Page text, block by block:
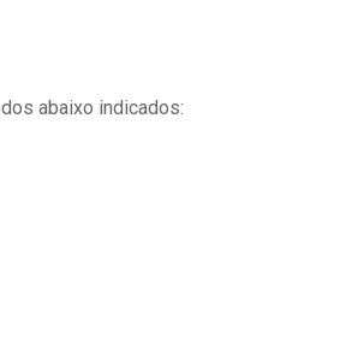
abaixo indicados: